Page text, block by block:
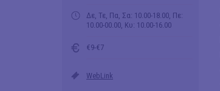
Δε, Τε, Πα, Σα: 10.00-18.00, Πε:
10.00-00.00, Κυ: 10.00-16.00
€9-€7
WebLink